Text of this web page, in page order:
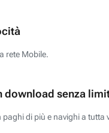
rete Mobile.
senza
di più e navighi a tutta